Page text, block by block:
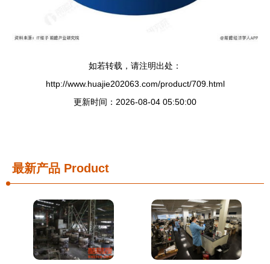
如若转载，请注明出处：
http://www.huajie202063.com/product/709.html
更新时间：2026-08-04 05:50:00
最新产品 Product